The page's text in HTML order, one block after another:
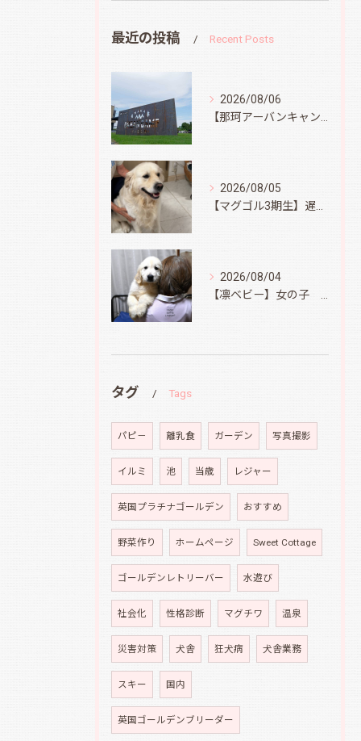
最近の投稿 Recent Posts
2026/08/06
2026/08/05
2026/08/04
タグ Tags
パピ－ 離乳食 ガーデン 写真撮影
イルミ 池 当歳 レジャー
英国プラチナゴールデン おすすめ
野菜作り ホームページ Sweet Cottage
ゴールデンレトリーバー 水遊び
社会化 性格診断 マグチワ 温泉
災害対策 犬舎 狂犬病 犬舎業務
スキー 国内
英国ゴールデンブリーダー